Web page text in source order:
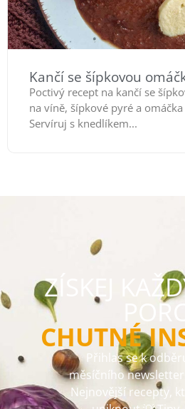
Kančí se šípkovou
Poctivý recept na kančí se
na víně, šípkové pyré a
Servíruj s knedlíkem...
ZÍSKEJ
PORCI
CHUTNÉ
Přihlas se k
měsíčního
Nejnovější recepty,